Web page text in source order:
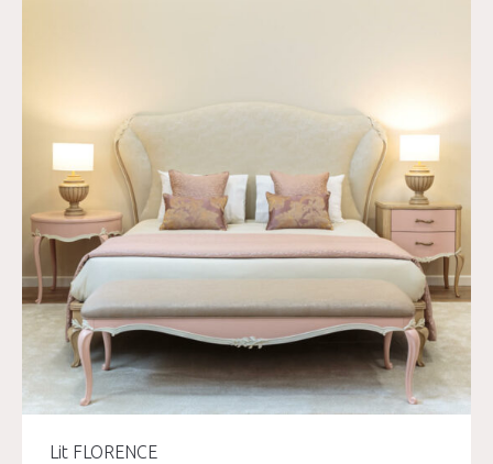
Lit FLORENCE